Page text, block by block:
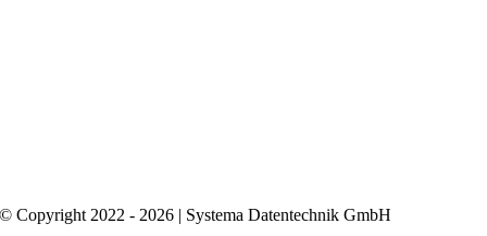
© Copyright 2022 - 2026 | Systema Datentechnik GmbH